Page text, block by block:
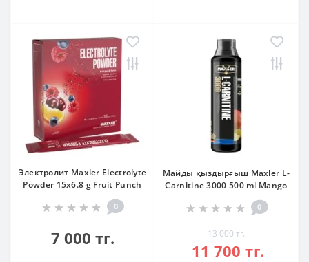
Электролит Maxler Electrolyte
Powder 15x6.8 g Fruit Punch
0
7 000 тг.
Майды қыздырғыш Maxler L-
Carnitine 3000 500 ml Mango
0
13 000 тг.
11 700 тг.